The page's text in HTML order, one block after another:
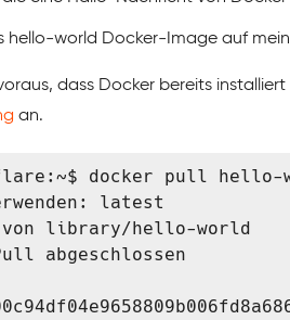
hello-world Docker-Image auf
dass Docker bereits
an.
docker pull hello-
latest
library/hello-world
abgeschlossen